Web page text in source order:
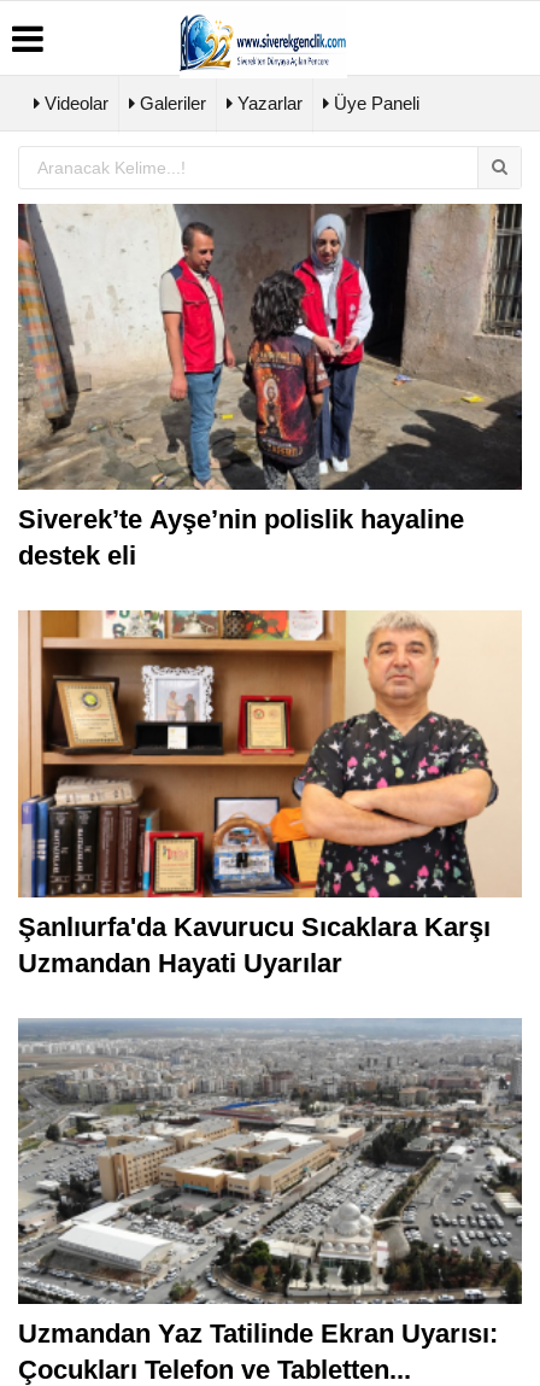
Üye
Paneli
Günün
Haberleri
Biyografiler
Köşe
Yazarları
Video
Galeri
Foto
Galeri
Künye
İletişim
Çerez
Politikası
İlkeleri
Videolar Galeriler Yazarlar Üye Paneli
Siverek’te Ayşe’nin polislik hayaline
destek eli
Şanlıurfa'da Kavurucu Sıcaklara Karşı
Uzmandan Hayati Uyarılar
Uzmandan Yaz Tatilinde Ekran Uyarısı:
Çocukları Telefon ve Tabletten...